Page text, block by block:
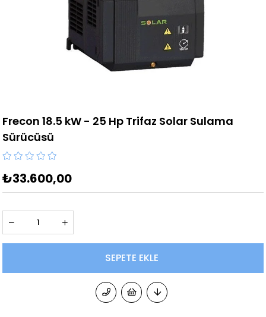
Frecon 18.5 kW - 25 Hp Trifaz Solar Sulama
Sürücüsü
₺33.600,00